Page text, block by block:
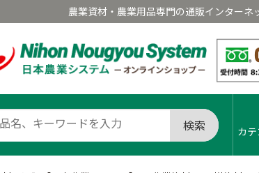
農業資材・農業用品専門の通販インター
検索 カ